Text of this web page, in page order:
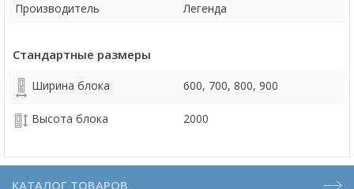
Производитель
Легенда
Стандартные размеры
Ширина блока 600, 700, 800, 900
Высота блока 2000
КАТАЛОГ ТОВАРОВ